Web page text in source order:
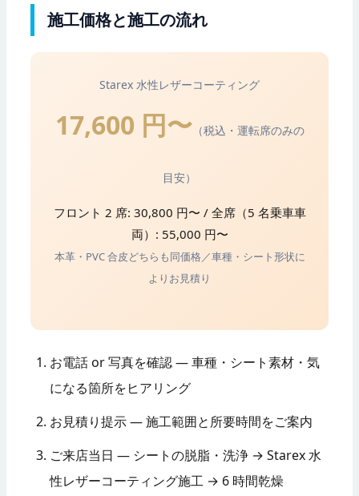
施工価格と施工の流れ
Starex 水性レザーコーティング
17,600 円〜 （税込・運転席のみの
目安）
フロント 2 席: 30,800 円〜 / 全席（5 名乗車車
両）: 55,000 円〜
本革・PVC 合皮どちらも同価格／車種・シート形状に
よりお見積り
お電話 or 写真を確認 — 車種・シート素材・気
になる箇所をヒアリング
お見積り提示 — 施工範囲と所要時間をご案内
ご来店当日 — シートの脱脂・洗浄 → Starex 水
性レザーコーティング施工 → 6 時間乾燥